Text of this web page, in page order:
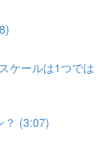
ケールは1つでは
？ (3:07)